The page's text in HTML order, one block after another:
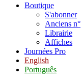
Boutique
S'abonner
Anciens n°
Librairie
Affiches
Journées Pro
English
Português